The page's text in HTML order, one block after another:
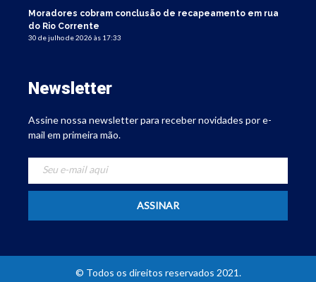
Moradores cobram conclusão de recapeamento em rua
do Rio Corrente
30 de julho de 2026 às 17:33
Newsletter
Assine nossa newsletter para receber novidades por e-
mail em primeira mão.
© Todos os direitos reservados 2021.